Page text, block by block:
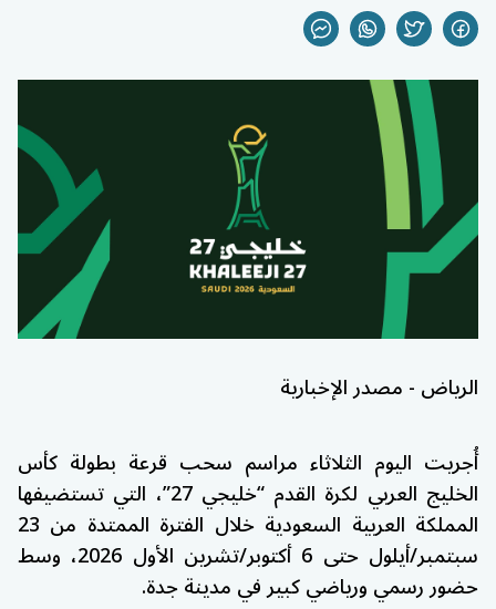
الرياض - مصدر الإخبارية
أُجريت اليوم الثلاثاء مراسم سحب قرعة بطولة كأس
الخليج العربي لكرة القدم “خليجي 27”، التي تستضيفها
المملكة العربية السعودية خلال الفترة الممتدة من 23
سبتمبر/أيلول حتى 6 أكتوبر/تشرين الأول 2026، وسط
حضور رسمي ورياضي كبير في مدينة جدة.